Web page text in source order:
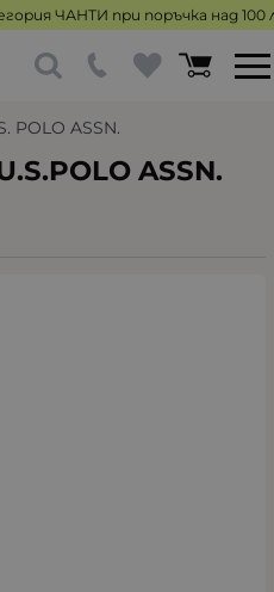
ЧАНТИ при поръчка над 100
POLO ASSN.
ASSN.